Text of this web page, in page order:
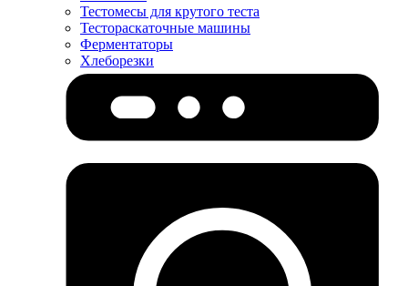
Тестомесы для крутого теста
Тестораскаточные машины
Ферментаторы
Хлеборезки